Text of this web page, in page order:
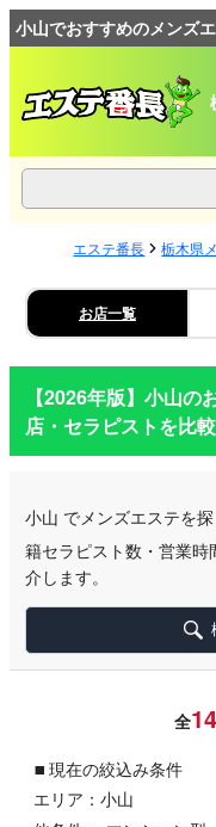
小山でおすすめのメンズ
エステ番長 栃木県
お店一覧
【2026年版】小山の
店・セラピストを比較
小山 でメンズエステを
籍セラピスト数・営業
介します。
全14
▪ 現在の絞込み条件
エリア：小山